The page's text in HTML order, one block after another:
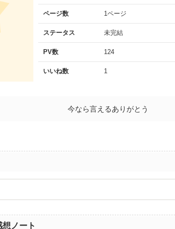
ページ数 1ページ
ステータス 未完結
PV数 124
いいね数 1
今なら言えるありがとう
ノート